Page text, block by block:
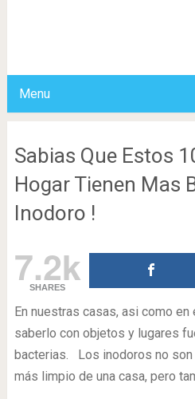
Menu
Sabias Que Estos
Hogar Tienen Mas
Inodoro !
7.2k
SHARES
En nuestras casas, asi como
saberlo con objetos y lugares
bacterias. Los inodoros no son
más limpio de una casa, pero